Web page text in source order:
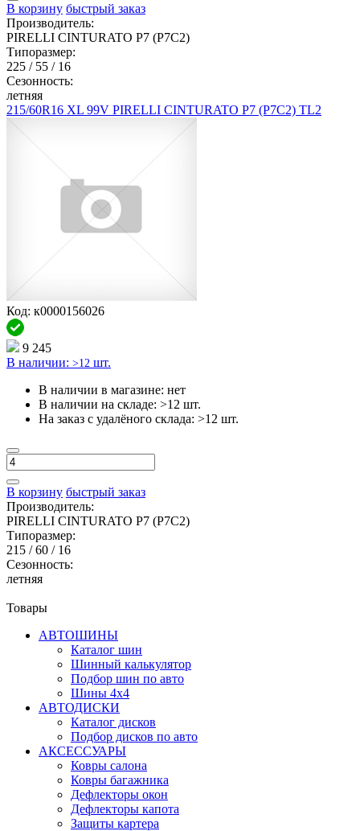
В корзину быстрый заказ
Производитель:
PIRELLI CINTURATO P7 (P7C2)
Типоразмер:
225 / 55 / 16
Сезонность:
летняя
215/60R16 XL 99V PIRELLI CINTURATO P7 (P7C2) TL2
Код: к0000156026
9 245
В наличии: >12 шт.
В наличии в магазине: нет
В наличии на складе: >12 шт.
На заказ с удалёного склада: >12 шт.
В корзину быстрый заказ
Производитель:
PIRELLI CINTURATO P7 (P7C2)
Типоразмер:
215 / 60 / 16
Сезонность:
летняя
Товары
АВТОШИНЫ
Каталог шин
Шинный калькулятор
Подбор шин по авто
Шины 4x4
АВТОДИСКИ
Каталог дисков
Подбор дисков по авто
АКСЕССУАРЫ
Ковры салона
Ковры багажника
Дефлекторы окон
Дефлекторы капота
Защиты картера